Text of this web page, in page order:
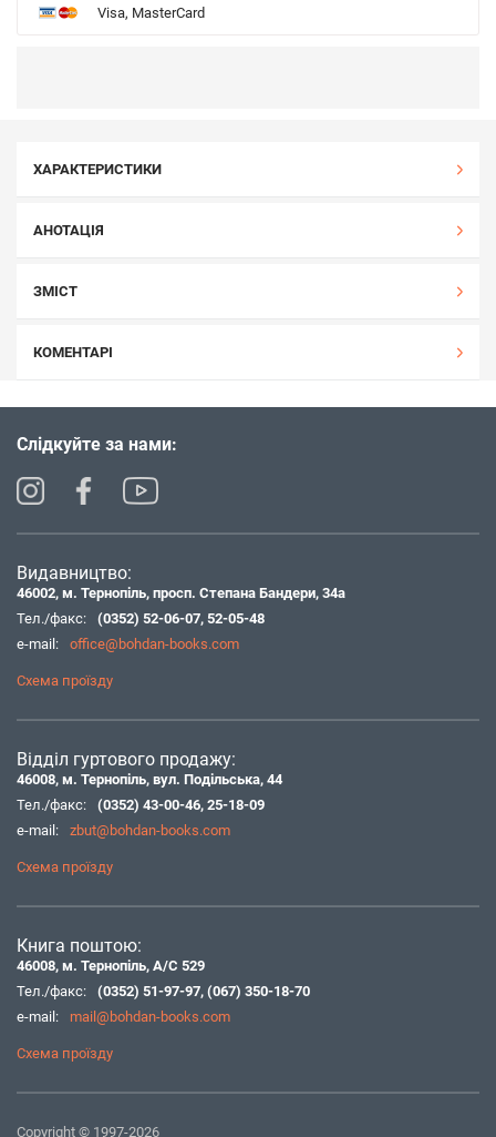
Visa, MasterCard
ХАРАКТЕРИСТИКИ
АНОТАЦІЯ
ЗМІСТ
КОМЕНТАРІ
Слідкуйте за нами:
Видавництво:
46002, м. Тернопіль, просп. Степана Бандери, 34а
Тел./факс:
(0352) 52-06-07, 52-05-48
e-mail:
office@bohdan-books.com
Схема проїзду
Відділ гуртового продажу:
46008, м. Тернопіль, вул. Подільська, 44
Тел./факс:
(0352) 43-00-46, 25-18-09
e-mail:
zbut@bohdan-books.com
Схема проїзду
Книга поштою:
46008, м. Тернопіль, А/С 529
Тел./факс:
(0352) 51-97-97, (067) 350-18-70
e-mail:
mail@bohdan-books.com
Схема проїзду
Copyright © 1997-2026